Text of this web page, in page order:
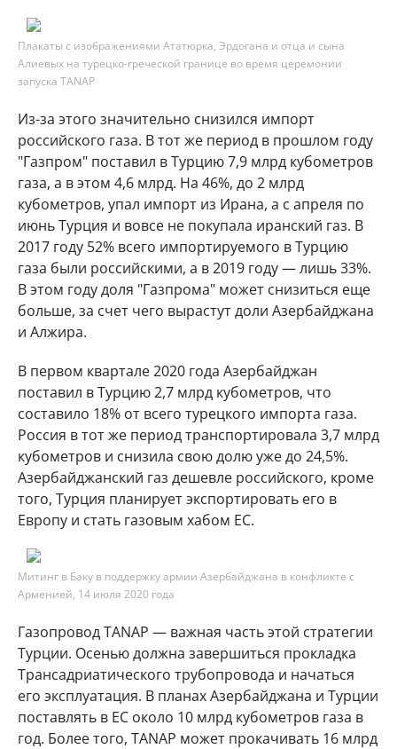
Плакаты с изображениями Ататюрка, Эрдогана и отца и сына
Алиевых на турецко-греческой границе во время церемонии
запуска TANAP
Из-за этого значительно снизился импорт
российского газа. В тот же период в прошлом году
"Газпром" поставил в Турцию 7,9 млрд кубометров
газа, а в этом 4,6 млрд. На 46%, до 2 млрд
кубометров, упал импорт из Ирана, а с апреля по
июнь Турция и вовсе не покупала иранский газ. В
2017 году 52% всего импортируемого в Турцию
газа были российскими, а в 2019 году — лишь 33%.
В этом году доля "Газпрома" может снизиться еще
больше, за счет чего вырастут доли Азербайджана
и Алжира.
В первом квартале 2020 года Азербайджан
поставил в Турцию 2,7 млрд кубометров, что
составило 18% от всего турецкого импорта газа.
Россия в тот же период транспортировала 3,7 млрд
кубометров и снизила свою долю уже до 24,5%.
Азербайджанский газ дешевле российского, кроме
того, Турция планирует экспортировать его в
Европу и стать газовым хабом ЕС.
Митинг в Баку в поддержку армии Азербайджана в конфликте с
Арменией, 14 июля 2020 года
Газопровод TANAP — важная часть этой стратегии
Турции. Осенью должна завершиться прокладка
Трансадриатического трубопровода и начаться
его эксплуатация. В планах Азербайджана и Турции
поставлять в ЕС около 10 млрд кубометров газа в
год. Более того, TANAP может прокачивать 16 млрд